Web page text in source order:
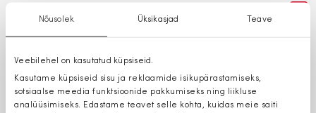
Nõusolek Üksikasjad Teave
Veebilehel on kasutatud küpsiseid.
Kasutame küpsiseid sisu ja reklaamide isikupärastamiseks,
sotsiaalse meedia funktsioonide pakkumiseks ning liikluse
analüüsimiseks. Edastame teavet selle kohta, kuidas meie saiti